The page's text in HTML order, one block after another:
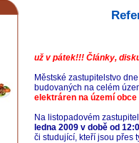
už v pátek!!! Články,
Městské zastupitelstvo
budovaných na celém
elektráren na území
Na listopadovém
ledna 2009 v době od
či studující, kteří jsou přes